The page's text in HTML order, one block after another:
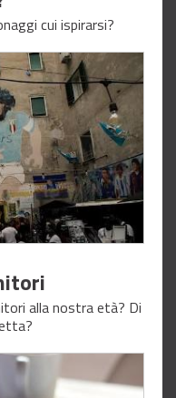
cui ispirarsi?
alla nostra età? Di